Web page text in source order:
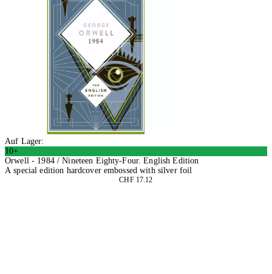
Auf Lager:
10+
Orwell - 1984 / Nineteen Eighty-Four. English Edition
A special edition hardcover embossed with silver foil
CHF 17.12